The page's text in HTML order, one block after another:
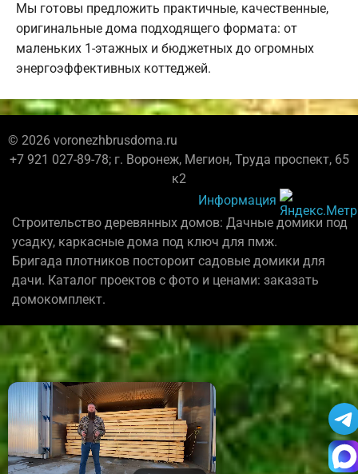
Мы готовы предложить практичные, качественные,
оригинальные дома подходящего формата: от
маленьких 1-этажных и бюджетных до огромных
энергоэффективных коттеджей.
© 2026 voronezhbrusdoma.ru
+7 921 027-89-78; г. Воронеж, Мегион, Труда проспект, 65
к2
Информация
Строительство деревянных домов: Дачные домики под
усадку, каркасные дома под ключ для пмж.
Бригада плотников постороит садовые домики для
дачи. Каталог проектов с фото и ценами: заказать
домокомплект.